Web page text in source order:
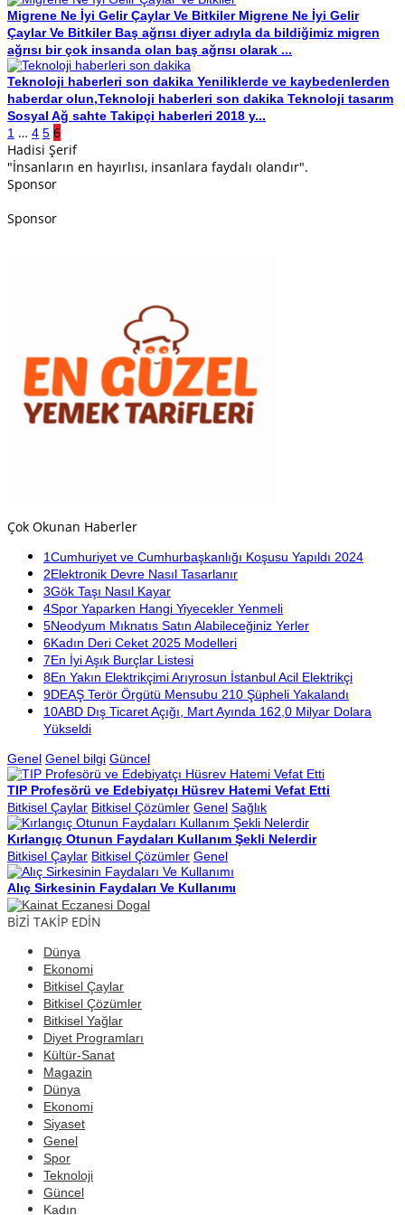
Migrene Ne İyi Gelir Çaylar Ve Bitkiler Migrene Ne İyi Gelir
Çaylar Ve Bitkiler Baş ağrısı diyer adıyla da bildiğimiz migren
ağrısı bir çok insanda olan baş ağrısı olarak ...
Teknoloji haberleri son dakika Yeniliklerde ve kaybedenlerden
haberdar olun,Teknoloji haberleri son dakika Teknoloji tasarım
Sosyal Ağ sahte Takipçi haberleri 2018 y...
1 … 4 5 6
Hadisi Şerif
"İnsanların en hayırlısı, insanlara faydalı olandır".
Sponsor
Sponsor
Çok Okunan Haberler
1Cumhuriyet ve Cumhurbaşkanlığı Koşusu Yapıldı 2024
2Elektronik Devre Nasıl Tasarlanır
3Gök Taşı Nasıl Kayar
4Spor Yaparken Hangi Yiyecekler Yenmeli
5Neodyum Mıknatıs Satın Alabileceğiniz Yerler
6Kadın Deri Ceket 2025 Modelleri
7En İyi Aşık Burçlar Listesi
8En Yakın Elektrikçimi Arıyrosun İstanbul Acil Elektrikçi
9DEAŞ Terör Örgütü Mensubu 210 Şüpheli Yakalandı
10ABD Dış Ticaret Açığı, Mart Ayında 162,0 Milyar Dolara
Yükseldi
Genel Genel bilgi Güncel
TIP Profesörü ve Edebiyatçı Hüsrev Hatemi Vefat Etti
Bitkisel Çaylar Bitkisel Çözümler Genel Sağlık
Kırlangıç Otunun Faydaları Kullanım Şekli Nelerdir
Bitkisel Çaylar Bitkisel Çözümler Genel
Alıç Sirkesinin Faydaları Ve Kullanımı
BİZİ TAKİP EDİN
Dünya
Ekonomi
Bitkisel Çaylar
Bitkisel Çözümler
Bitkisel Yağlar
Diyet Programları
Kültür-Sanat
Magazin
Dünya
Ekonomi
Siyaset
Genel
Spor
Teknoloji
Güncel
Kadın